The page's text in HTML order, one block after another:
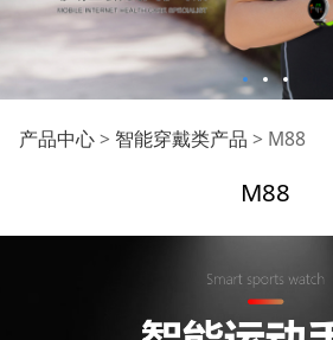
M88
产品中心> 智能穿戴类产品 > M88
M88